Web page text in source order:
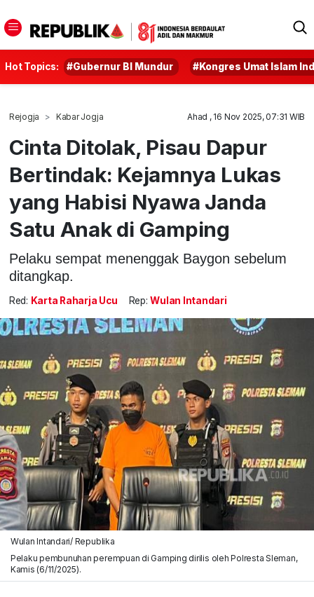
Hot Topics: #Gubernur BI Mundur #Kongres Umat Islam
Rejogja Kabar Jogja Ahad , 16 Nov 2025, 07:31 WIB
Cinta Ditolak, Pisau Dapur
Bertindak: Kejamnya Lukas
yang Habisi Nyawa Janda
Satu Anak di Gamping
Pelaku sempat menenggak Baygon sebelum
ditangkap.
Red: Karta Raharja Ucu Rep: Wulan Intandari
Wulan Intandari/ Republika
Pelaku pembunuhan perempuan di Gamping dirilis oleh Polresta Sleman,
Kamis (6/11/2025).